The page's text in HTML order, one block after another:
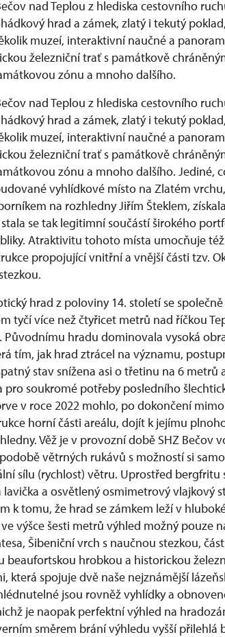
nad Teplou z hlediska cestovního
hrad a zámek, zlatý i tekutý
muzeí, interaktivní naučné a
železniční trať s památkově
zónu a mnoho dalšího.
nad Teplou z hlediska cestovního
hrad a zámek, zlatý i tekutý
muzeí, interaktivní naučné a
železniční trať s památkově
zónu a mnoho dalšího. Jediné,
vyhlídkové místo na Zlatém
na rozhledny Jiřím Šteklem,
se tak legitimní součástí širokého
Atraktivitu tohoto místa umocňuje
propojující vnitřní a vnější části tzv.
naučnou
hrad z poloviny 14. století se
tyčí více než čtyřicet metrů nad říčkou
Původnímu hradu dominovala vysoká
tím, jak hrad ztrácel na významu,
stav snížena asi o třetinu na 6 metrů
pro soukromé potřeby posledního
v roce 2022 mohlo, po dokončení
horní části areálu, dojít k jejímu
Věž je v provozní době SHZ Bečov
větrných rukávů s možností si
sílu (rychlost) větru. Uprostřed bergfritu
a osvětlený osmimetrový vlajkový
k tomu, že hrad se zámkem leží v
výšce šesti metrů výhled možný pouze
Šibeniční vrch s naučnou stezkou,
beaufortskou hrobkou a historickou
která spojuje dvě naše nejznámější
jsou rovněž vyhlídky a
je naopak perfektní výhled na
směrem brání výhledu vyšší přilehlá